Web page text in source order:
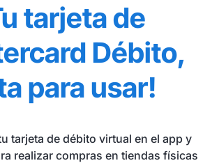
tarjeta de
Débito,
para usar!
tarjeta de débito virtual en el app y
realizar compras en tiendas físicas